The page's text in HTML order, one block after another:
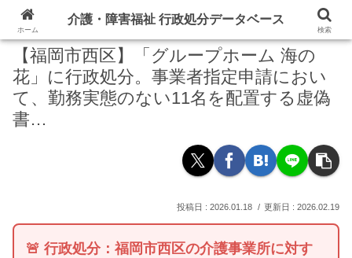
【福岡市西区】「グループホーム 海の
花」に行政処分。事業者指定申請におい
て、勤務実態のない11名を配置する虚偽
書…
2026.01.18 2026.02.19
🚨 行政処分：福岡市西区の介護事業所に対す
ホーム
介護・障害福祉 行政処分データベース
検索